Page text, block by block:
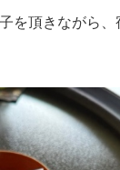
を頂きながら、